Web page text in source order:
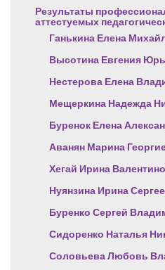
Результаты
аттестуемых
Ганькина Елена
Высотина Евгения
Нестерова Елена
Мещеркина Надежда
Буренок Елена
Аванян Марина
Хегай Ирина
Нуянзина Ирина
Буренко Сергей
Сидоренко Наталья
Соловьева Любовь